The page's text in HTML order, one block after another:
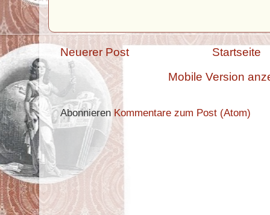
Neuerer Post
Startseite
Mobile Version
Abonnieren Kommentare zum Post (Atom)